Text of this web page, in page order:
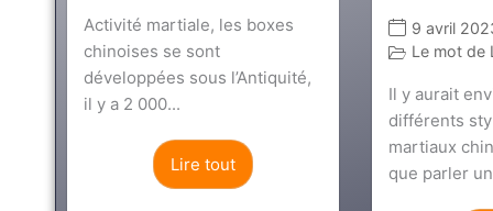
Activité martiale, les boxes
chinoises se sont
développées sous l’Antiquité,
il y a 2 000...
Lire tout
9 avril
Le mot de
Il y aurait
différents
martiaux
que parler